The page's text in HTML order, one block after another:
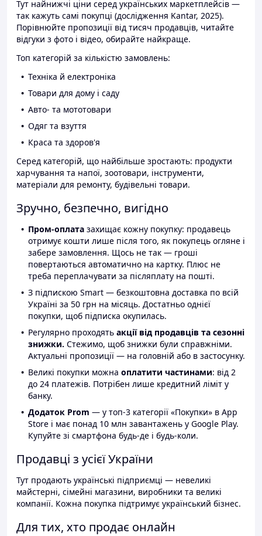
Тут найнижчі ціни серед українських маркетплейсів —
так кажуть самі покупці (дослідження Kantar, 2025).
Порівнюйте пропозиції від тисяч продавців, читайте
відгуки з фото і відео, обирайте найкраще.
Топ категорій за кількістю замовлень:
Техніка й електроніка
Товари для дому і саду
Авто- та мототовари
Одяг та взуття
Краса та здоров'я
Серед категорій, що найбільше зростають: продукти
харчування та напої, зоотовари, інструменти,
матеріали для ремонту, будівельні товари.
Зручно, безпечно, вигідно
Пром-оплата захищає кожну покупку: продавець
отримує кошти лише після того, як покупець огляне і
забере замовлення. Щось не так — гроші
повертаються автоматично на картку. Плюс не
треба переплачувати за післяплату на пошті.
З підпискою Smart — безкоштовна доставка по всій
Україні за 50 грн на місяць. Достатньо однієї
покупки, щоб підписка окупилась.
Регулярно проходять акції від продавців та сезонні
знижки. Стежимо, щоб знижки були справжніми.
Актуальні пропозиції — на головній або в застосунку.
Великі покупки можна оплатити частинами: від 2
до 24 платежів. Потрібен лише кредитний ліміт у
банку.
Додаток Prom — у топ-3 категорії «Покупки» в App
Store і має понад 10 млн завантажень у Google Play.
Купуйте зі смартфона будь-де і будь-коли.
Продавці з усієї України
Тут продають українські підприємці — невеликі
майстерні, сімейні магазини, виробники та великі
компанії. Кожна покупка підтримує український бізнес.
Для тих, хто продає онлайн